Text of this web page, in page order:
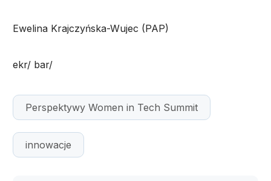
Ewelina Krajczyńska-Wujec (PAP)
ekr/ bar/
Perspektywy Women in Tech Summit
innowacje